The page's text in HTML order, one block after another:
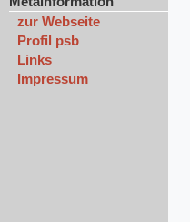
zur Webseite
Profil psb
Links
Impressum